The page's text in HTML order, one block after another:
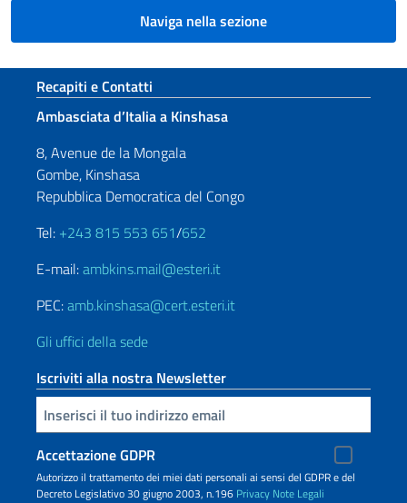
Naviga nella sezione
Sezione footer
Recapiti e Contatti
Ambasciata d’Italia a Kinshasa
8, Avenue de la Mongala
Gombe, Kinshasa
Repubblica Democratica del Congo
Tel: +243 815 553 651/652
E-mail:ambkins.mail@esteri.it
PEC:amb.kinshasa@cert.esteri.it
Gli uffici della sede
Iscriviti alla nostra Newsletter
Inserisci la tua email
Accettazione GDPR
Autorizzo il trattamento dei miei dati personali ai sensi del GDPR e del
Decreto Legislativo 30 giugno 2003, n.196 Privacy Note Legali